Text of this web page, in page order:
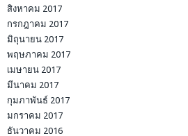
สิงหาคม 2017
กรกฎาคม 2017
มิถุนายน 2017
พฤษภาคม 2017
เมษายน 2017
มีนาคม 2017
กุมภาพันธ์ 2017
มกราคม 2017
ธันวาคม 2016